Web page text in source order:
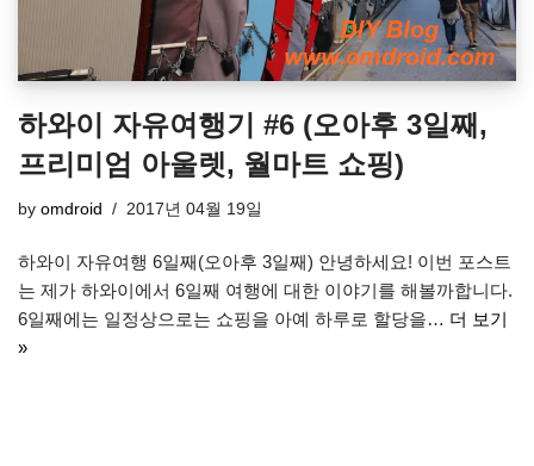
하와이 자유여행기 #6 (오아후 3일째,
프리미엄 아울렛, 월마트 쇼핑)
by omdroid 2017년 04월 19일
하와이 자유여행 6일째(오아후 3일째) 안녕하세요! 이번 포스트
는 제가 하와이에서 6일째 여행에 대한 이야기를 해볼까합니다.
6일째에는 일정상으로는 쇼핑을 아예 하루로 할당을… 더 보기
»